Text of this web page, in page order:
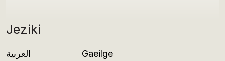
Jeziki
العربية
Gaeilge